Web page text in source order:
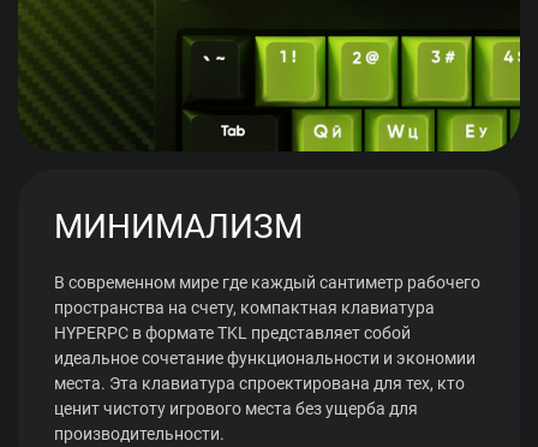
МИНИМАЛИЗМ
В современном мире где каждый сантиметр рабочего
пространства на счету, компактная клавиатура
HYPERPC в формате TKL представляет собой
идеальное сочетание функциональности и экономии
места. Эта клавиатура спроектирована для тех, кто
ценит чистоту игрового места без ущерба для
производительности.